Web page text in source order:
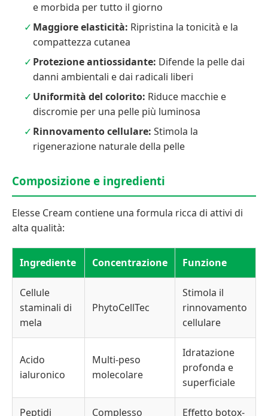
e morbida per tutto il giorno
Maggiore elasticità: Ripristina la tonicità e la
compattezza cutanea
Protezione antiossidante: Difende la pelle dai
danni ambientali e dai radicali liberi
Uniformità del colorito: Riduce macchie e
discromie per una pelle più luminosa
Rinnovamento cellulare: Stimola la
rigenerazione naturale della pelle
Composizione e ingredienti
Elesse Cream contiene una formula ricca di attivi di
alta qualità:
Ingrediente Concentrazione Funzione
Cellule
staminali di
mela
PhytoCellTec
Stimola il
rinnovamento
cellulare
Acido
ialuronico
Multi-peso
molecolare
Idratazione
profonda e
superficiale
Peptidi
Complesso
Effetto botox-